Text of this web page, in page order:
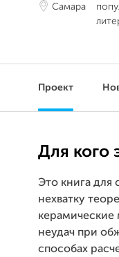
Самара
Проект
Для кого
Это книга для
нехватку
неудач при
способах